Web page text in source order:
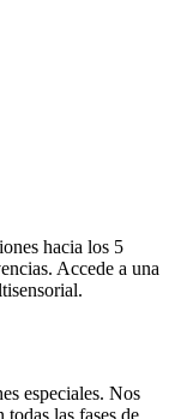
hacia los 5
Accede a una
especiales. Nos
todas las fases de